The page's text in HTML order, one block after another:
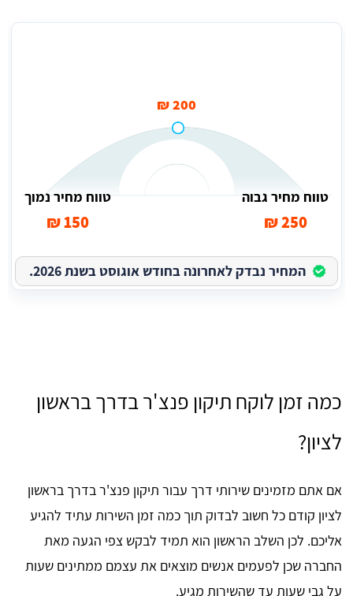
200 ₪
טווח מחיר גבוה
250 ₪
טווח מחיר נמוך
150 ₪
המחיר נבדק לאחרונה בחודש אוגוסט בשנת 2026.
כמה זמן לוקח תיקון פנצ'ר בדרך בראשון
לציון?
אם אתם מזמינים שירותי דרך עבור תיקון פנצ'ר בדרך בראשון
לציון קודם כל חשוב לבדוק תוך כמה זמן השירות עתיד להגיע
אליכם. לכן השלב הראשון הוא תמיד לבקש צפי הגעה מאת
החברה שכן לפעמים אנשים מוצאים את עצמם ממתינים שעות
על גבי שעות עד שהשירות מגיע.